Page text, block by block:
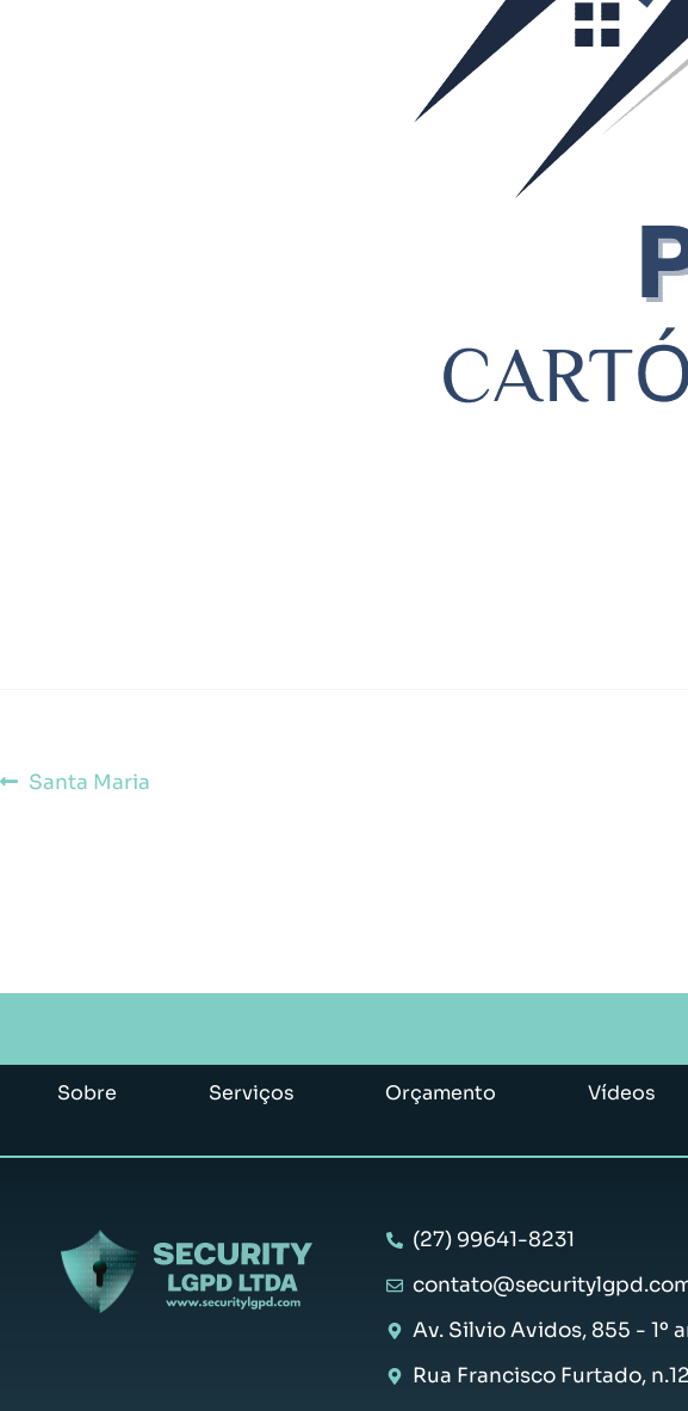
Santa Maria
Sobre Serviços Orçamento Vídeos
(27) 99641-8231
Av. Silvio Avidos, 855 - 1º
Rua Francisco Furtado,